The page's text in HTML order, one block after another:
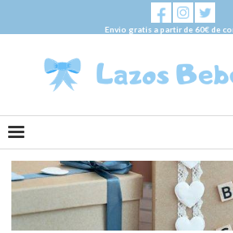
Envio gratis a partir de 60€ de